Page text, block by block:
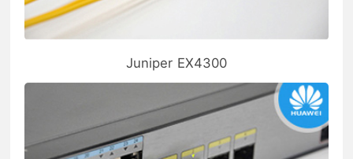
Juniper EX4300